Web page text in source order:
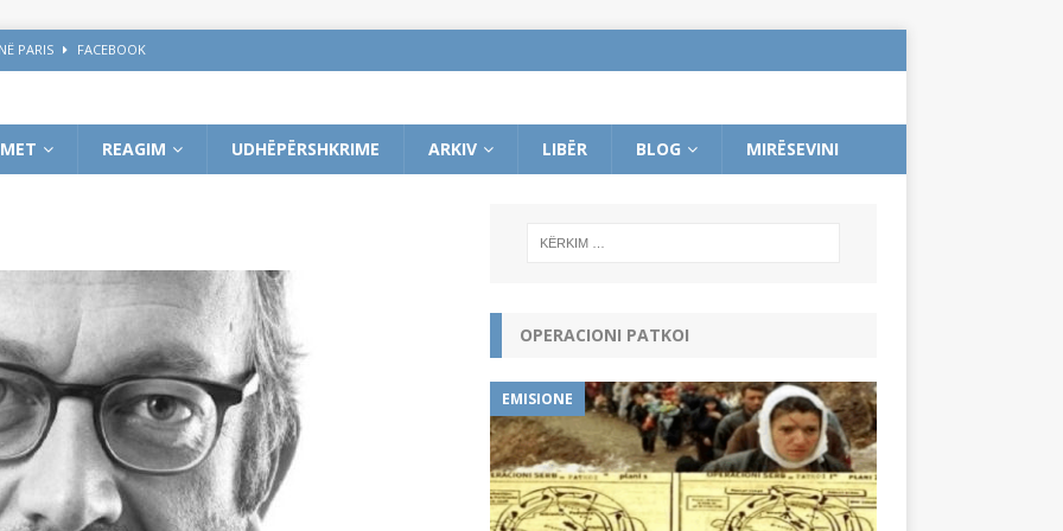
PARIS FACEBOOK
REAGIM UDHËPËRSHKRIME ARKIV LIBËR BLOG MIRËSEVINI
OPERACIONI PATKOI
EMISIONE